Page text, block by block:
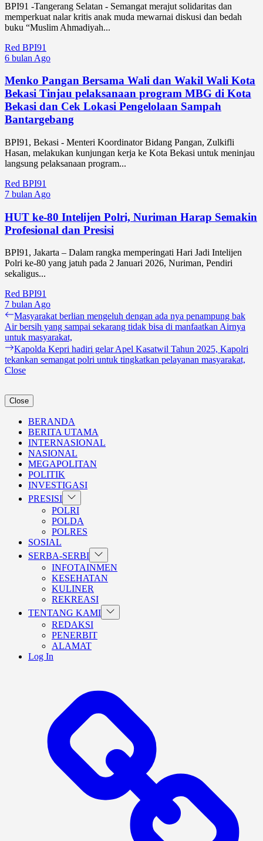
BPI91 -Tangerang Selatan - Semangat merajut solidaritas dan
memperkuat nalar kritis anak muda mewarnai diskusi dan bedah
buku “Muslim Ahmadiyah...
Red BPI91
6 bulan Ago
Menko Pangan Bersama Wali dan Wakil Wali Kota
Bekasi Tinjau pelaksanaan program MBG di Kota
Bekasi dan Cek Lokasi Pengelolaan Sampah
Bantargebang
BPI91, Bekasi - Menteri Koordinator Bidang Pangan, Zulkifli
Hasan, melakukan kunjungan kerja ke Kota Bekasi untuk meninjau
langsung pelaksanaan program...
Red BPI91
7 bulan Ago
HUT ke-80 Intelijen Polri, Nuriman Harap Semakin
Profesional dan Presisi
BPI91, Jakarta – Dalam rangka memperingati Hari Jadi Intelijen
Polri ke-80 yang jatuh pada 2 Januari 2026, Nuriman, Pendiri
sekaligus...
Red BPI91
7 bulan Ago
Navigasi
pos
Previous
post:
Masyarakat berlian mengeluh dengan ada nya penampung bak
Air bersih yang sampai sekarang tidak bisa di manfaatkan Airnya
untuk masyarakat,
Next
post:
Kapolda Kepri hadiri gelar Apel Kasatwil Tahun 2025, Kapolri
tekankan semangat polri untuk tingkatkan pelayanan masyarakat,
Close
Close
BERANDA
BERITA UTAMA
INTERNASIONAL
NASIONAL
MEGAPOLITAN
POLITIK
INVESTIGASI
PRESISI Show
sub
menu
POLRI
POLDA
POLRES
SOSIAL
SERBA-SERBI Show
sub
menu
INFOTAINMEN
KESEHATAN
KULINER
REKREASI
TENTANG KAMI Show
sub
REDAKSI
PENERBIT
ALAMAT
Log In